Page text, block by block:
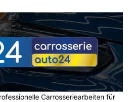
Carrosseriearbeiten für